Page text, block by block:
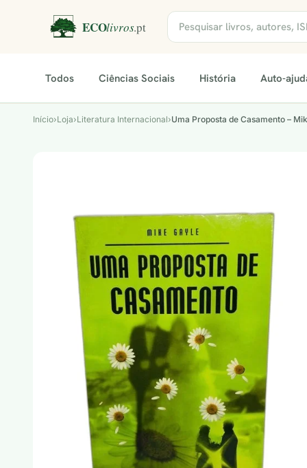
Todos Ciências Sociais História Auto-
Início›Loja›Literatura Internacional›Uma Proposta de Casamento –